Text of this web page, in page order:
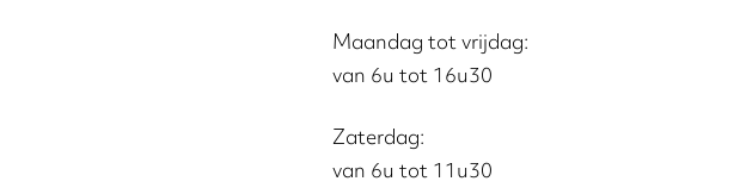
Maandag tot vrijdag:
van 6u tot 16u30
Zaterdag:
van 6u tot 11u30